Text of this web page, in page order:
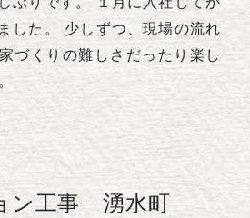
した。 少しずつ、現場の流れ
づくりの難しさだったり楽し
ン工事 湧水町